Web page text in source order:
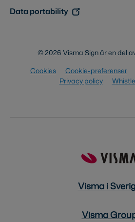
Data portability
© 2026 Visma Sign är en del
Cookies
Cookie-preferenser
Privacy policy
Visma i
Visma